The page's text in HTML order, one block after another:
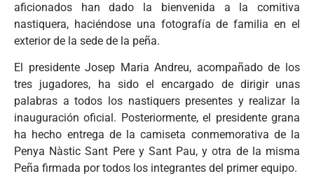
aficionados han dado la bienvenida a la comitiva
nastiquera, haciéndose una fotografía de familia en el
exterior de la sede de la peña.
El presidente Josep Maria Andreu, acompañado de los
tres jugadores, ha sido el encargado de dirigir unas
palabras a todos los nastiquers presentes y realizar la
inauguración oficial. Posteriormente, el presidente grana
ha hecho entrega de la camiseta conmemorativa de la
Penya Nàstic Sant Pere y Sant Pau, y otra de la misma
Peña firmada por todos los integrantes del primer equipo.